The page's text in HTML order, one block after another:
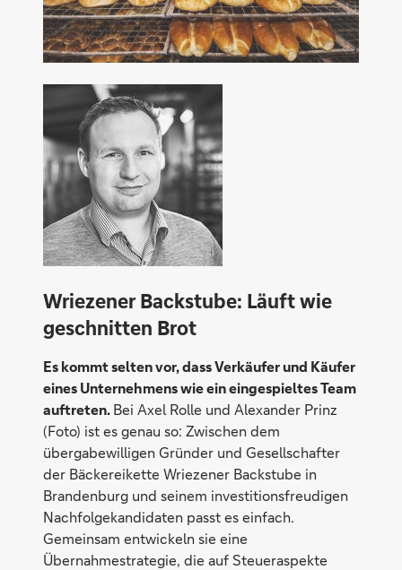
Wriezener Backstube: Läuft wie
geschnitten Brot
Es kommt selten vor, dass Verkäufer und Käufer
eines Unternehmens wie ein eingespieltes Team
auftreten.Bei Axel Rolle und Alexander Prinz
(Foto) ist es genau so: Zwischen dem
übergabewilligen Gründer und Gesellschafter
der Bäckereikette Wriezener Backstube in
Brandenburg und seinem investitionsfreudigen
Nachfolgekandidaten passt es einfach.
Gemeinsam entwickeln sie eine
Übernahmestrategie, die auf Steueraspekte